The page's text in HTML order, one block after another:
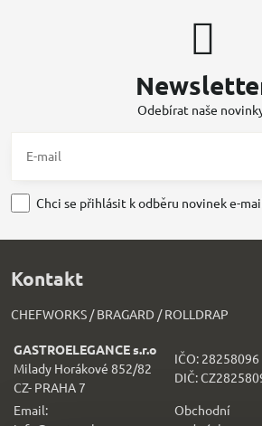
Odebírat naše
Chci se přihlásit k odběru novinek e-
Kontakt
CHEFWORKS / BRAGARD / ROLLDRAP
GASTROELEGANCE s.r.o
Milady Horákové 852/82
CZ- PRAHA 7
IČO: 28258096
DIČ:
Email:
Obchodní